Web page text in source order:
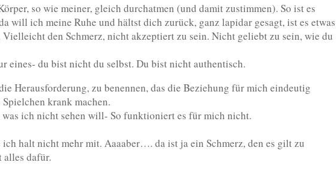
so wie meiner, gleich durchatmen (und damit zustimmen). So ist es
will ich meine Ruhe und hältst dich zurück, ganz lapidar gesagt, ist es
den Schmerz, nicht akzeptiert zu sein. Nicht geliebt zu sein, wie du
eines- du bist nicht du selbst. Du bist nicht authentisch.
Herausforderung, zu benennen, das die Beziehung für mich eindeutig
krank machen.
ich nicht sehen will- So funktioniert es für mich nicht.
halt nicht mehr mit. Aaaaber…. da ist ja ein Schmerz, den es gilt zu
alles dafür.